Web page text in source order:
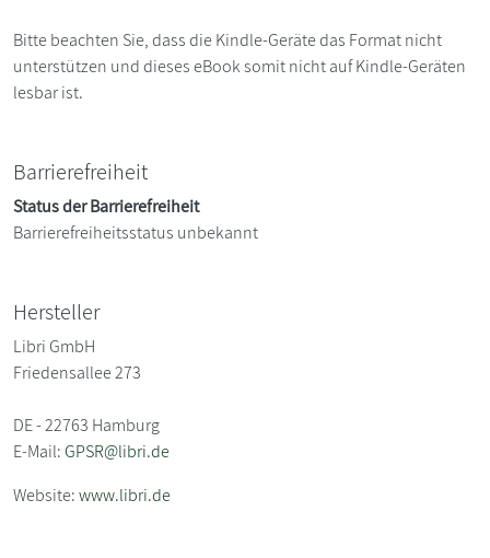
Bitte beachten Sie, dass die Kindle-Geräte das Format nicht
unterstützen und dieses eBook somit nicht auf Kindle-Geräten
lesbar ist.
Barrierefreiheit
Status der Barrierefreiheit
Barrierefreiheitsstatus unbekannt
Hersteller
Libri GmbH
Friedensallee 273
DE - 22763 Hamburg
E-Mail:GPSR@libri.de
Website:www.libri.de